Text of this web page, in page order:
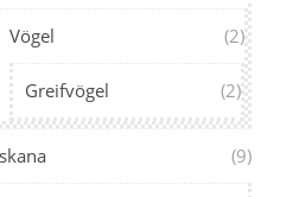
Vögel (2)
Greifvögel (2)
(9)